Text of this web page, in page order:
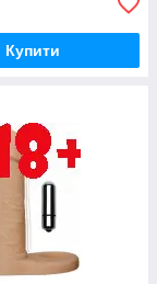
Купити